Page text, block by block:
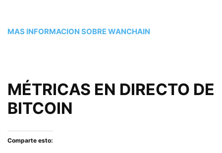
MAS INFORMACION SOBRE WANCHAIN
MÉTRICAS EN DIRECTO DE
BITCOIN
Comparte esto: